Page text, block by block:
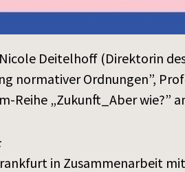
Deitelhoff (Direktorin
normativer Ordnungen”,
Reihe „Zukunft_Aber wie?”
in Zusammenarbeit